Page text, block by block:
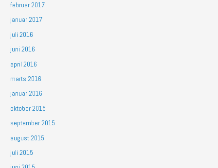
februar 2017
januar 2017
juli 2016
juni 2016
april 2016
marts 2016
januar 2016
oktober 2015
september 2015
august 2015
juli 2015